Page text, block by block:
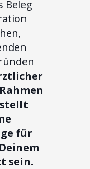
Beleg
für
sein.